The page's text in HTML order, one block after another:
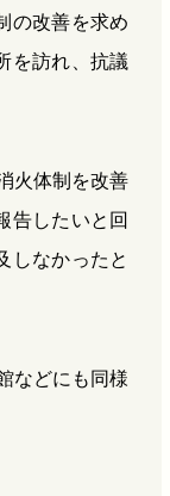
の改善を求め
を訪れ、抗議
火体制を改善
告したいと回
しなかったと
などにも同様